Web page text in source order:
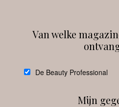
Van welke
De Beauty Professional
Mijn